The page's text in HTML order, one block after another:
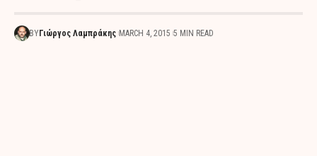
BY Γιώργος Λαμπράκης MARCH 4, 2015 5 MIN READ